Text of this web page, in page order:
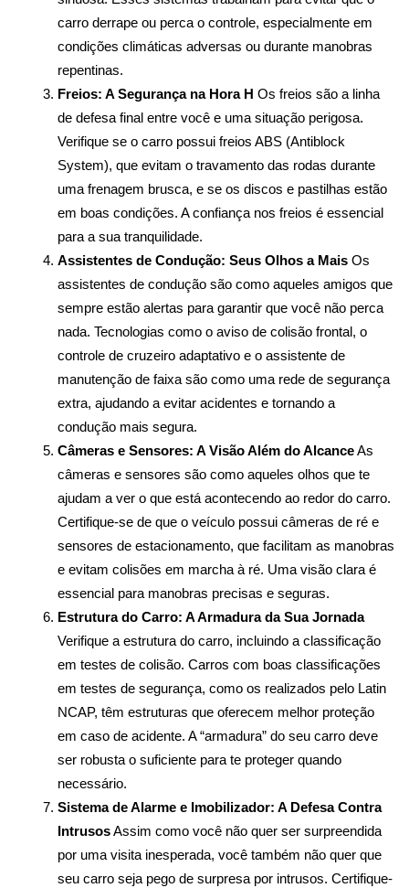
carro derrape ou perca o controle, especialmente em
condições climáticas adversas ou durante manobras
repentinas.
Freios: A Segurança na Hora H Os freios são a linha
de defesa final entre você e uma situação perigosa.
Verifique se o carro possui freios ABS (Antiblock
System), que evitam o travamento das rodas durante
uma frenagem brusca, e se os discos e pastilhas estão
em boas condições. A confiança nos freios é essencial
para a sua tranquilidade.
Assistentes de Condução: Seus Olhos a Mais Os
assistentes de condução são como aqueles amigos que
sempre estão alertas para garantir que você não perca
nada. Tecnologias como o aviso de colisão frontal, o
controle de cruzeiro adaptativo e o assistente de
manutenção de faixa são como uma rede de segurança
extra, ajudando a evitar acidentes e tornando a
condução mais segura.
Câmeras e Sensores: A Visão Além do Alcance As
câmeras e sensores são como aqueles olhos que te
ajudam a ver o que está acontecendo ao redor do carro.
Certifique-se de que o veículo possui câmeras de ré e
sensores de estacionamento, que facilitam as manobras
e evitam colisões em marcha à ré. Uma visão clara é
essencial para manobras precisas e seguras.
Estrutura do Carro: A Armadura da Sua Jornada
Verifique a estrutura do carro, incluindo a classificação
em testes de colisão. Carros com boas classificações
em testes de segurança, como os realizados pelo Latin
NCAP, têm estruturas que oferecem melhor proteção
em caso de acidente. A “armadura” do seu carro deve
ser robusta o suficiente para te proteger quando
necessário.
Sistema de Alarme e Imobilizador: A Defesa Contra
Intrusos Assim como você não quer ser surpreendida
por uma visita inesperada, você também não quer que
seu carro seja pego de surpresa por intrusos. Certifique-